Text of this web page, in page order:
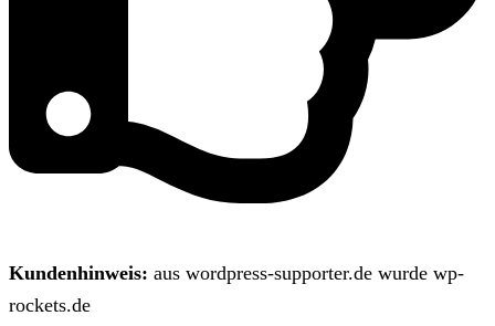
Kundenhinweis: aus wordpress-supporter.de wurde wp-
rockets.de